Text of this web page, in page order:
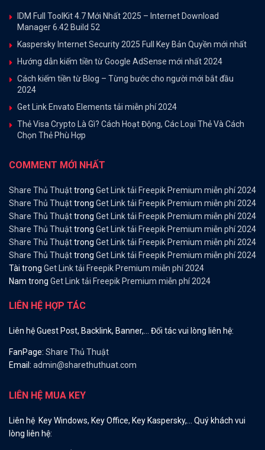
IDM Full ToolKit 4.7 Mới Nhất 2025 – Internet Download
Manager 6.42 Build 52
Kaspersky Internet Security 2025 Full Key Bản Quyền mới nhất
Hướng dẫn kiếm tiền từ Google AdSense mới nhất 2024
Cách kiếm tiền từ Blog – Từng bước cho người mới bắt đầu
2024
Get Link Envato Elements tải miễn phí 2024
Thẻ Visa Crypto Là Gì? Cách Hoạt Động, Các Loại Thẻ Và Cách
Chọn Thẻ Phù Hợp
COMMENT MỚI NHẤT
Share Thủ Thuậttrong Get Link tải Freepik Premium miễn phí 2024
Share Thủ Thuậttrong Get Link tải Freepik Premium miễn phí 2024
Share Thủ Thuậttrong Get Link tải Freepik Premium miễn phí 2024
Share Thủ Thuậttrong Get Link tải Freepik Premium miễn phí 2024
Share Thủ Thuậttrong Get Link tải Freepik Premium miễn phí 2024
Share Thủ Thuậttrong Get Link tải Freepik Premium miễn phí 2024
Tài trong Get Link tải Freepik Premium miễn phí 2024
Nam trong Get Link tải Freepik Premium miễn phí 2024
LIÊN HỆ HỢP TÁC
Liên hệ Guest Post, Backlink, Banner,… Đối tác vui lòng liên hệ:
FanPage: Share Thủ Thuật
Email: admin@sharethuthuat.com
LIÊN HỆ MUA KEY
Liên hệ Key Windows, Key Office, Key Kaspersky,… Quý khách vui
lòng liên hệ: